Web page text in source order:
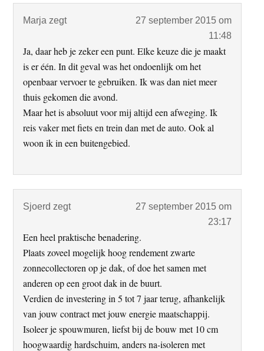
Marja zegt
27 september 2015 om
11:48
Ja, daar heb je zeker een punt. Elke keuze die je maakt
is er één. In dit geval was het ondoenlijk om het
openbaar vervoer te gebruiken. Ik was dan niet meer
thuis gekomen die avond.
Maar het is absoluut voor mij altijd een afweging. Ik
reis vaker met fiets en trein dan met de auto. Ook al
woon ik in een buitengebied.
Sjoerd zegt
27 september 2015 om
23:17
Een heel praktische benadering.
Plaats zoveel mogelijk hoog rendement zwarte
zonnecollectoren op je dak, of doe het samen met
anderen op een groot dak in de buurt.
Verdien de investering in 5 tot 7 jaar terug, afhankelijk
van jouw contract met jouw energie maatschappij.
Isoleer je spouwmuren, liefst bij de bouw met 10 cm
hoogwaardig hardschuim, anders na-isoleren met